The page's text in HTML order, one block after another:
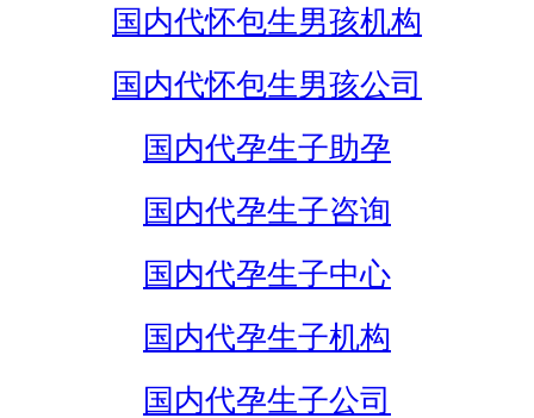
国内代怀包生男孩机构
国内代怀包生男孩公司
国内代孕生子助孕
国内代孕生子咨询
国内代孕生子中心
国内代孕生子机构
国内代孕生子公司